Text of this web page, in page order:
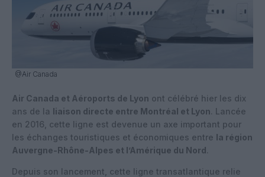
@Air Canada
Air Canada et Aéroports de Lyon ont célébré hier les dix
ans de la liaison directe entre Montréal et Lyon. Lancée
en 2016, cette ligne est devenue un axe important pour
les échanges touristiques et économiques entre la région
Auvergne-Rhône-Alpes et l’Amérique du Nord.
Depuis son lancement, cette ligne transatlantique relie